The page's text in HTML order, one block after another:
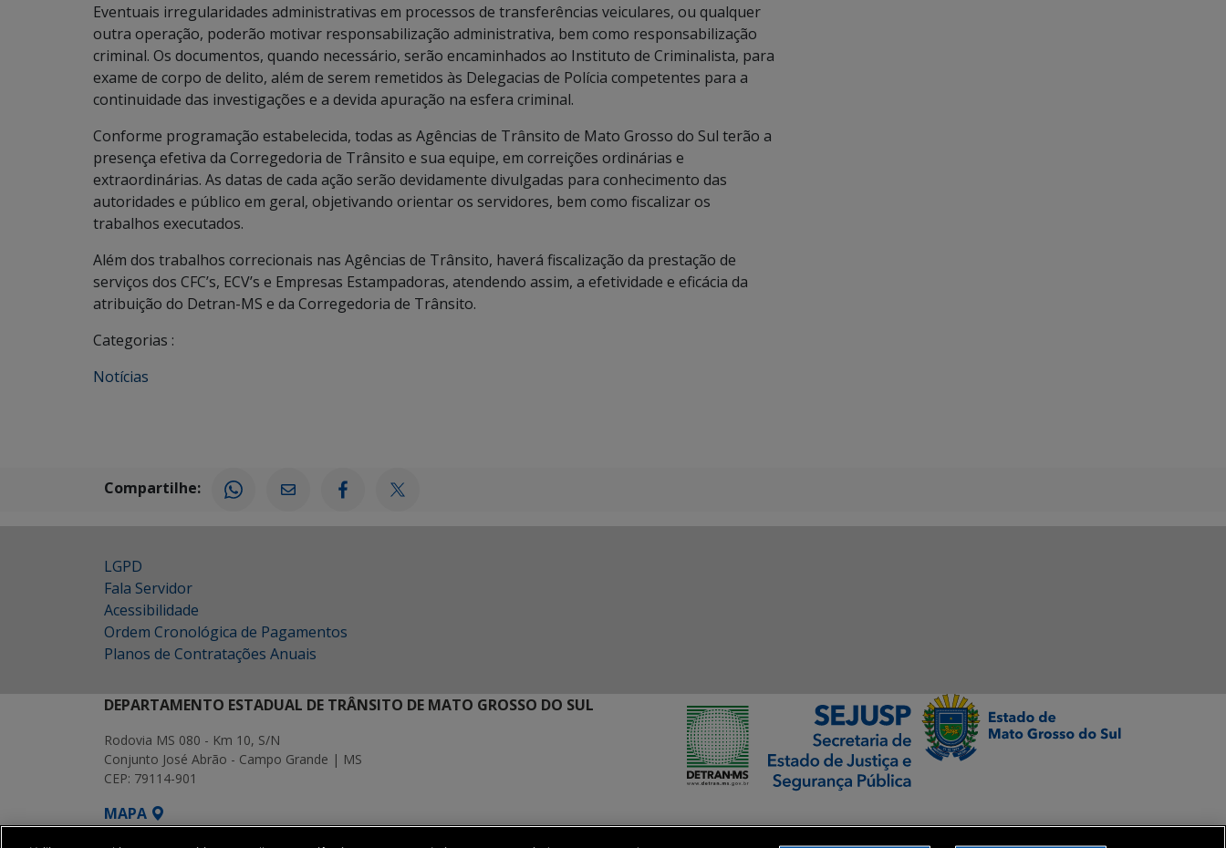
Eventuais irregularidades administrativas em processos de transferências veiculares, ou qualquer
outra operação, poderão motivar responsabilização administrativa, bem como responsabilização
criminal. Os documentos, quando necessário, serão encaminhados ao Instituto de Criminalista, para
exame de corpo de delito, além de serem remetidos às Delegacias de Polícia competentes para a
continuidade das investigações e a devida apuração na esfera criminal.
Conforme programação estabelecida, todas as Agências de Trânsito de Mato Grosso do Sul terão a
presença efetiva da Corregedoria de Trânsito e sua equipe, em correições ordinárias e
extraordinárias. As datas de cada ação serão devidamente divulgadas para conhecimento das
autoridades e público em geral, objetivando orientar os servidores, bem como fiscalizar os
trabalhos executados.
Além dos trabalhos correcionais nas Agências de Trânsito, haverá fiscalização da prestação de
serviços dos CFC’s, ECV’s e Empresas Estampadoras, atendendo assim, a efetividade e eficácia da
atribuição do Detran-MS e da Corregedoria de Trânsito.
Categorias :
Notícias
Compartilhe:
LGPD
Fala Servidor
Acessibilidade
Ordem Cronológica de Pagamentos
Planos de Contratações Anuais
DEPARTAMENTO ESTADUAL DE TRÂNSITO DE MATO GROSSO DO SUL
Rodovia MS 080 - Km 10, S/N
Conjunto José Abrão - Campo Grande | MS
CEP: 79114-901
MAPA